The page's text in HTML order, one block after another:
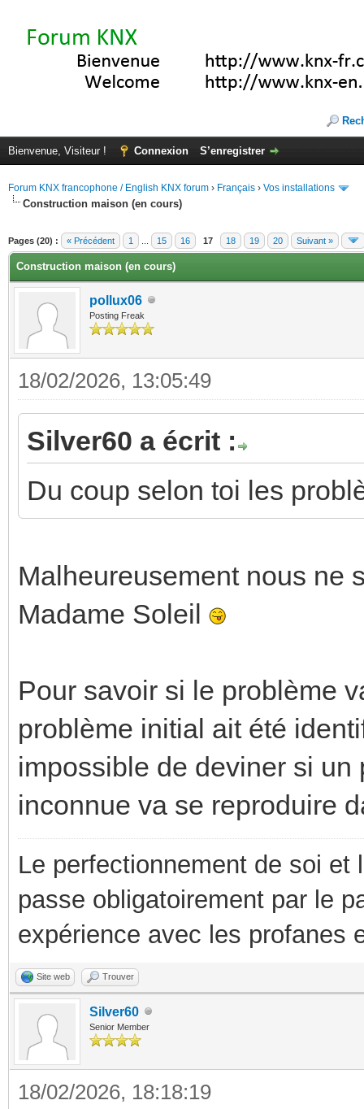
Bienvenue, Visiteur ! Connexion S’enregistrer
Forum KNX francophone / English KNX forum › Français › Vos installations
Construction maison (en cours)
Pages (20) : « Précédent 1 15 16 17 18 19 20 Suivant »
Construction maison (en cours)
pollux06
Posting Freak
18/02/2026, 13:05:49
Silver60 a écrit :
Du coup selon toi les
Malheureusement nous ne
Madame Soleil
Pour savoir si le problème
problème initial ait été
impossible de deviner si
inconnue va se reproduire
Le perfectionnement de soi
passe obligatoirement par le
expérience avec les profanes
Site web Trouver
Silver60
Senior Member
18/02/2026, 18:18:19